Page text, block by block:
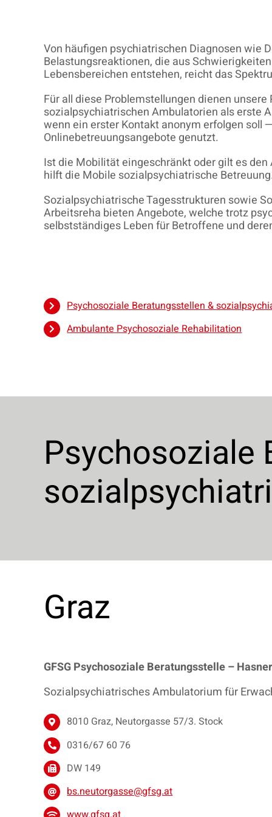
Von häufigen psychiatrischen Diagnosen wie
Belastungsreaktionen, die aus
Lebensbereichen entstehen, reicht das
Für all diese Problemstellungen dienen
sozialpsychiatrischen Ambulatorien als erste
wenn ein erster Kontakt anonym erfolgen soll
Onlinebetreuungsangebote genutzt.
Ist die Mobilität eingeschränkt oder gilt es
hilft die Mobile sozialpsychiatrische
Sozialpsychiatrische Tagesstrukturen sowie
Arbeitsreha bieten Angebote, welche trotz
selbstständiges Leben für Betroffene und
Psychosoziale Beratungsstellen &
Ambulante Psychosoziale Rehabilitation
Psychosoziale
Graz
GFSG Psychosoziale Beratungsstelle –
Sozialpsychiatrisches Ambulatorium für
8010 Graz, Neutorgasse 57/3. Stock
0316/67 60 76
DW 149
bs.neutorgasse@gfsg.at